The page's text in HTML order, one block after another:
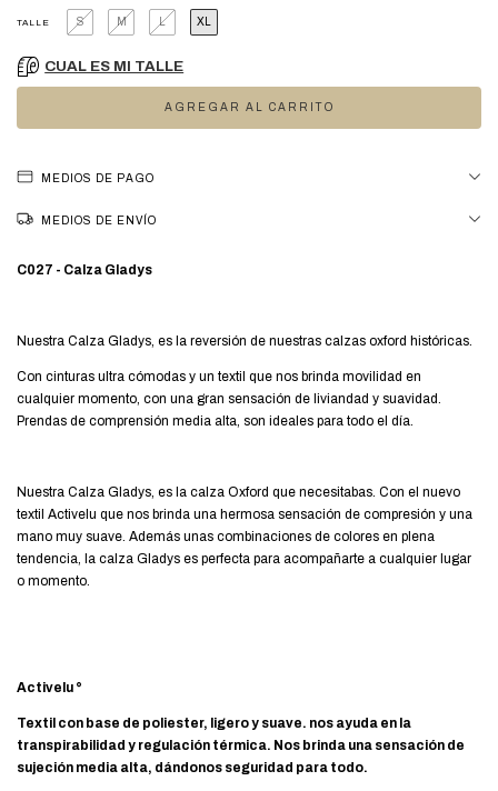
TALLE S M L XL
CUAL ES MI TALLE
MEDIOS DE PAGO
MEDIOS DE ENVÍO
C027 - Calza Gladys
Nuestra Calza Gladys, es la reversión de nuestras calzas oxford históricas.
Con cinturas ultra cómodas y un textil que nos brinda movilidad en
cualquier momento, con una gran sensación de liviandad y suavidad.
Prendas de comprensión media alta, son ideales para todo el día.
Nuestra Calza Gladys, es la calza Oxford que necesitabas. Con el nuevo
textil Activelu que nos brinda una hermosa sensación de compresión y una
mano muy suave. Además unas combinaciones de colores en plena
tendencia, la calza Gladys es perfecta para acompañarte a cualquier lugar
o momento.
Activelu °
Textil con base de poliester, ligero y suave. nos ayuda en la
transpirabilidad y regulación térmica. Nos brinda una sensación de
sujeción media alta, dándonos seguridad para todo.